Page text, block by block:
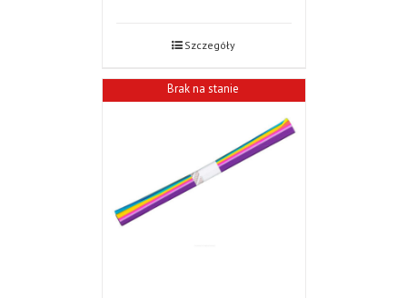
Szczegóły
Brak na stanie